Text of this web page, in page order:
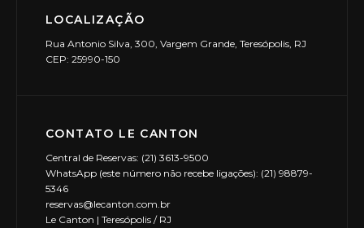
LOCALIZAÇÃO
Rua Antonio Silva, 300, Vargem Grande, Teresópolis, RJ
CEP: 25990-150
CONTATO LE CANTON
Central de Reservas: (21) 3613-9500
WhatsApp (este número não recebe ligações): (21) 98879-
5346
reservas@lecanton.com.br
Le Canton | Teresópolis / RJ